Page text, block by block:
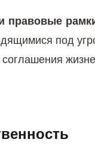
правовые
под